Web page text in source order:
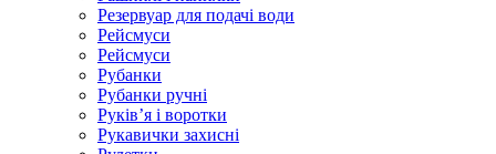
Резервуар для подачі води
Рейсмуси
Рейсмуси
Рубанки
Рубанки ручні
Руківʼя і воротки
Рукавички захисні